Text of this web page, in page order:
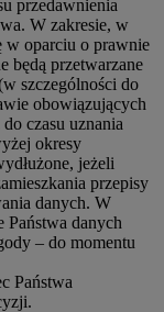
przedawnienia
W zakresie, w
w oparciu o prawnie
będą przetwarzane
szczególności do
obowiązujących
czasu uznania
okresy
jeżeli
przepisy
danych. W
Państwa danych
– do momentu
Państwa